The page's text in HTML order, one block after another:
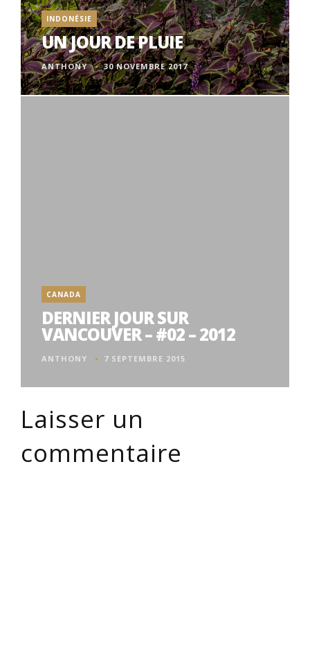
INDONÉSIE
UN JOUR DE PLUIE
ANTHONY 30 NOVEMBRE 2017
CANADA
DERNIER JOUR SUR
VANCOUVER – #02 – 2012
ANTHONY 7 SEPTEMBRE 2015
Laisser un
commentaire